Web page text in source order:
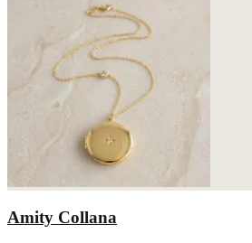
Amity Collana